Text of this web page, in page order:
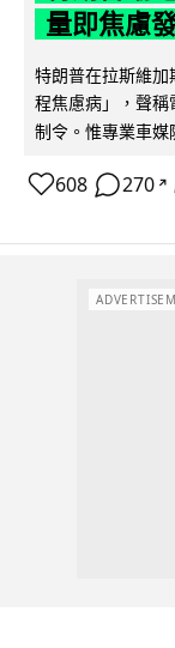
量即焦慮
特朗普在拉斯維
程焦慮病」，聲
制令。惟專業車媒
608 270 ↗